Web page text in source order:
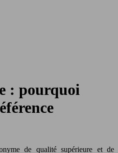
: pourquoi
de qualité supérieure et de